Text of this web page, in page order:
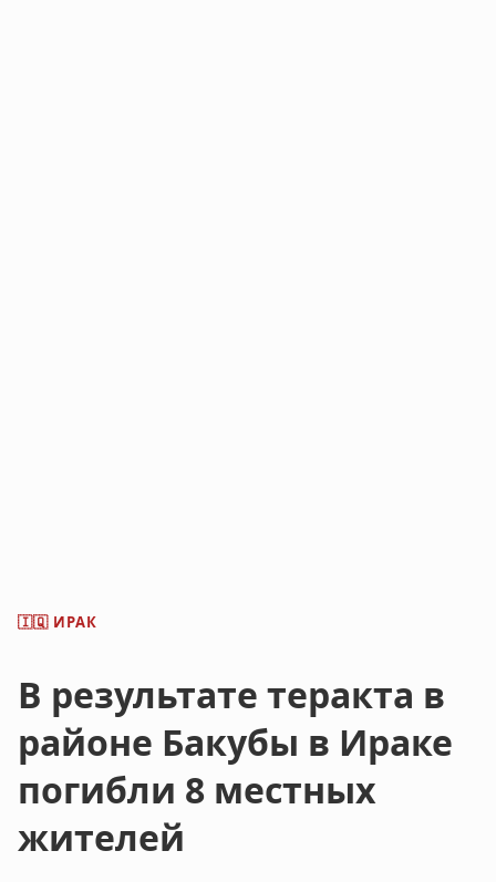
🇮🇶 ИРАК
В результате теракта в
районе Бакубы в Ираке
погибли 8 местных
жителей